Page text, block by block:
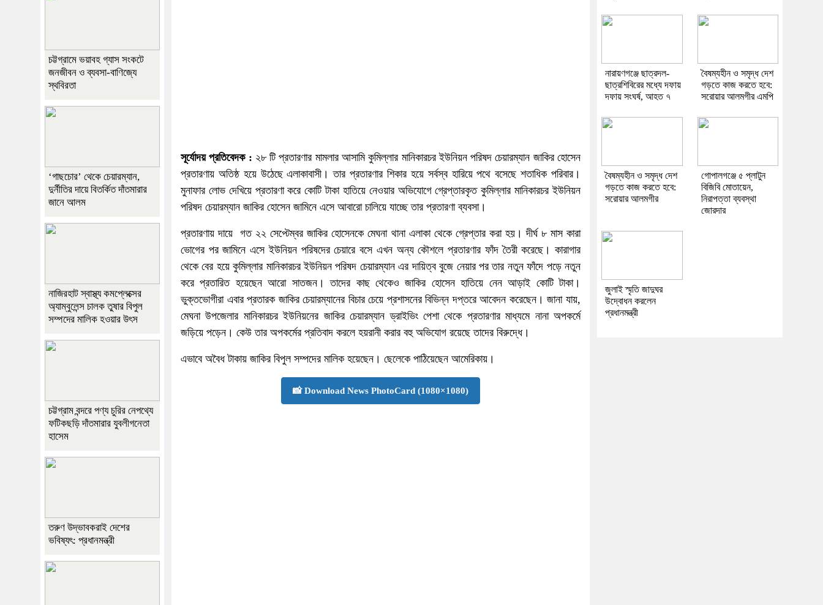
সূর্যোদয় প্রতিবেদক : ২৮ টি প্রতারণার মামলার আসামি কুমিল্লার মানিকারচর ইউনিয়ন পরিষদ চেয়ারম্যান জাকির হোসেন
প্রতারণায় অতিষ্ঠ হয়ে উঠেছে এলাকাবাসী। তার প্রতারণার শিকার হয়ে সর্বস্ব হারিয়ে পথে বসেছে শতাধিক পরিবার।
মুনাফার লোভ দেখিয়ে প্রতারণা করে কোটি টাকা হাতিয়ে নেওয়ার অভিযোগে গ্রেপ্তারকৃত কুমিল্লার মানিকারচর ইউনিয়ন
পরিষদ চেয়ারম্যান জাকির হোসেন জামিনে এসে আবারো চালিয়ে যাচ্ছে তার প্রতারণা ব্যবসা।
প্রতারণায় দায়ে গত ২২ সেপ্টেম্বর জাকির হোসেনকে মেঘনা থানা এলাকা থেকে গ্রেপ্তার করা হয়। দীর্ঘ ৮ মাস কারা
ভোগের পর জামিনে এসে ইউনিয়ন পরিষদের চেয়ারে বসে এখন অন্য কৌশলে প্রতারণার ফাঁদ তৈরী করেছে। কারাগার
থেকে বের হয়ে কুমিল্লার মানিকারচর ইউনিয়ন পরিষদ চেয়ারম্যান এর দায়িত্ব বুজে নেয়ার পর তার নতুন ফাঁদে পড়ে নতুন
করে প্রতারিত হয়েছেন আরো সাতজন। তাদের কাছ থেকেও জাকির হোসেন হাতিয়ে নেন আড়াই কোটি টাকা।
ভুক্তভোগীরা এবার প্রতারক জাকির চেয়ারম্যানের বিচার চেয়ে প্রশাসনের বিভিন্ন দপ্তরে আবেদন করেছেন। জানা যায়,
মেঘনা উপজেলার মানিকারচর ইউনিয়নের জাকির চেয়ারম্যান ড্রাইভিং পেশা থেকে প্রতারণার মাধ্যমে নানা অপকর্মে
জড়িয়ে পড়েন। কেউ তার অপকর্মের প্রতিবাদ করলে হয়রানী করার বহু অভিযোগ রয়েছে তাদের বিরুদ্ধে।
এভাবে অবৈধ টাকায় জাকির বিপুল সম্পদের মালিক হয়েছেন। ছেলেকে পাঠিয়েছেন আমেরিকায়।
📸 Download News PhotoCard (1080×1080)
চট্টগ্রামে ভয়াবহ গ্যাস সংকটে
জনজীবন ও ব্যবসা-বাণিজ্যে
স্থবিরতা
‘গাছচোর’ থেকে চেয়ারম্যান,
দুর্নীতির দায়ে বিতর্কিত দাঁতমারার
জানে আলম
নাজিরহাট স্বাস্থ্য কমপ্লেক্সের
অ্যাম্বুলেন্স চালক তুষার বিপুল
সম্পদের মালিক হওয়ার উৎস
চট্টগ্রাম বন্দরে পণ্য চুরির নেপথ্যে
ফটিকছড়ি দাঁতমারার যুবলীগনেতা
হাসেম
তরুণ উদ্ভাবকরাই দেশের
ভবিষ্যৎ: প্রধানমন্ত্রী
নারায়ণগঞ্জে ছাত্রদল-
ছাত্রশিবিরের মধ্যে দফায়
দফায় সংঘর্ষ, আহত ৭
বৈষম্যহীন ও সমৃদ্ধ দেশ
গড়তে কাজ করতে হবে:
সরোয়ার আলমগীর এমপি
বৈষম্যহীন ও সমৃদ্ধ দেশ
গড়তে কাজ করতে হবে:
সরোয়ার আলমগীর
গোপালগঞ্জে ৫ প্লাটুন
বিজিবি মোতায়েন,
নিরাপত্তা ব্যবস্থা
জোরদার
জুলাই স্মৃতি জাদুঘর
উদ্বোধন করলেন
প্রধানমন্ত্রী